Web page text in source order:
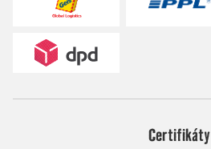
Certifikáty